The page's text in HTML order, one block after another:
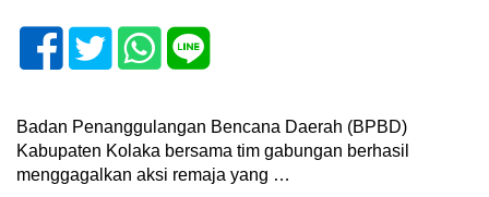
Badan Penanggulangan Bencana Daerah (BPBD)
Kabupaten Kolaka bersama tim gabungan berhasil
menggagalkan aksi remaja yang …